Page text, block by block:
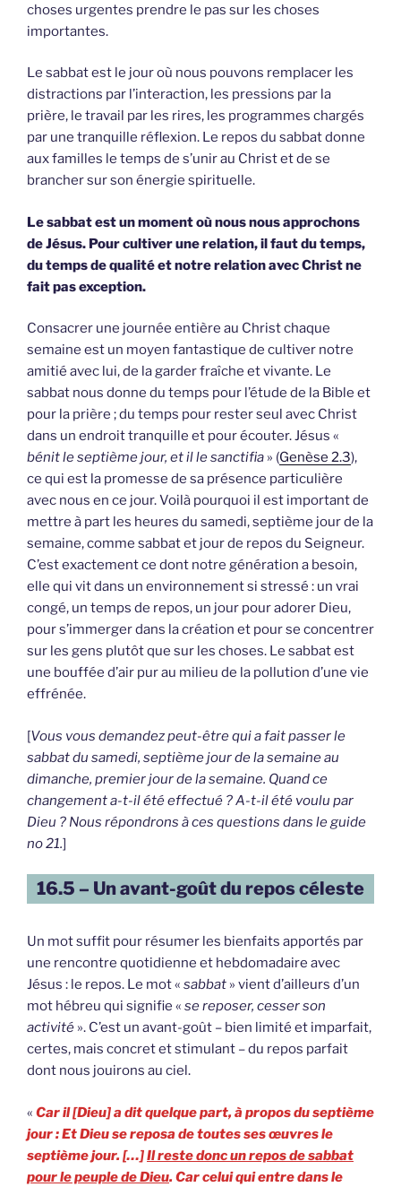
choses urgentes prendre le pas sur les choses
importantes.
Le sabbat est le jour où nous pouvons remplacer les
distractions par l’interaction, les pressions par la
prière, le travail par les rires, les programmes chargés
par une tranquille réflexion. Le repos du sabbat donne
aux familles le temps de s’unir au Christ et de se
brancher sur son énergie spirituelle.
Le sabbat est un moment où nous nous approchons
de Jésus. Pour cultiver une relation, il faut du temps,
du temps de qualité et notre relation avec Christ ne
fait pas exception.
Consacrer une journée entière au Christ chaque
semaine est un moyen fantastique de cultiver notre
amitié avec lui, de la garder fraîche et vivante. Le
sabbat nous donne du temps pour l’étude de la Bible et
pour la prière ; du temps pour rester seul avec Christ
dans un endroit tranquille et pour écouter. Jésus «
bénit le septième jour, et il le sanctifia » (Genèse 2.3),
ce qui est la promesse de sa présence particulière
avec nous en ce jour. Voilà pourquoi il est important de
mettre à part les heures du samedi, septième jour de la
semaine, comme sabbat et jour de repos du Seigneur.
C’est exactement ce dont notre génération a besoin,
elle qui vit dans un environnement si stressé : un vrai
congé, un temps de repos, un jour pour adorer Dieu,
pour s’immerger dans la création et pour se concentrer
sur les gens plutôt que sur les choses. Le sabbat est
une bouffée d’air pur au milieu de la pollution d’une vie
effrénée.
[Vous vous demandez peut-être qui a fait passer le
sabbat du samedi, septième jour de la semaine au
dimanche, premier jour de la semaine. Quand ce
changement a-t-il été effectué ? A-t-il été voulu par
Dieu ? Nous répondrons à ces questions dans le guide
no 21.]
16.5 – Un avant-goût du repos céleste
Un mot suffit pour résumer les bienfaits apportés par
une rencontre quotidienne et hebdomadaire avec
Jésus : le repos. Le mot « sabbat » vient d’ailleurs d’un
mot hébreu qui signifie « se reposer, cesser son
activité ». C’est un avant-goût – bien limité et imparfait,
certes, mais concret et stimulant – du repos parfait
dont nous jouirons au ciel.
« Car il [Dieu] a dit quelque part, à propos du septième
jour : Et Dieu se reposa de toutes ses œuvres le
septième jour. […]Il reste donc un repos de sabbat
pour le peuple de Dieu. Car celui qui entre dans le